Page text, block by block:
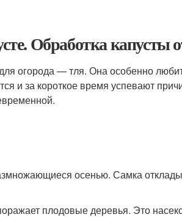
Обработка капусты
огорода — тля. Она особенно
и за короткое время успевают
осенью. Самка
плодовые деревья. Это